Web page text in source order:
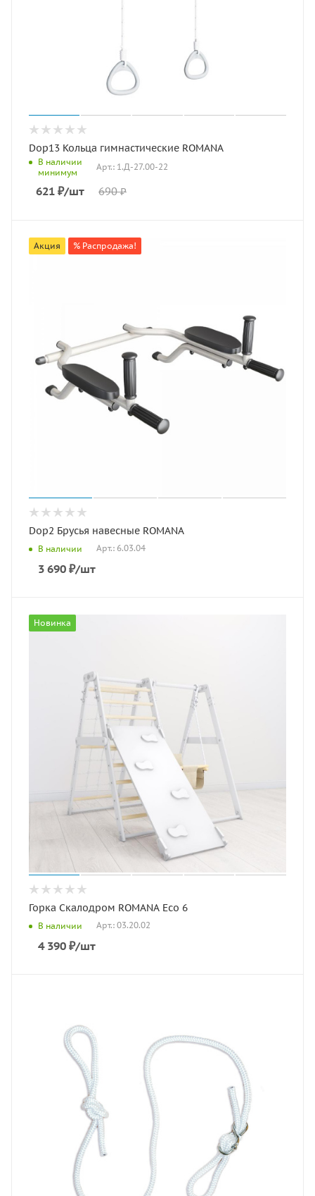
Dop13 Кольца гимнастические ROMANA
В наличии
минимум
Арт.: 1.Д-27.00-22
621 ₽/шт 690₽
Акция % Распродажа!
Dop2 Брусья навесные ROMANA
В наличии Арт.: 6.03.04
3 690 ₽/шт
Новинка
Горка Скалодром ROMANA Eco 6
В наличии Арт.: 03.20.02
4 390 ₽/шт